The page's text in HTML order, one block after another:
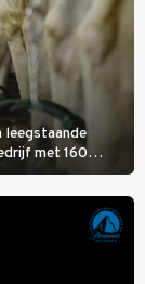
leegstaande
met 160
2000-gebied